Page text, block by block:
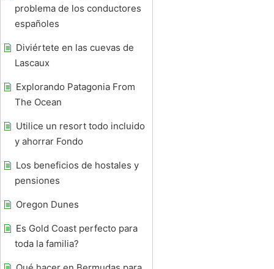
problema de los conductores
españoles
Diviértete en las cuevas de
Lascaux
Explorando Patagonia From
The Ocean
Utilice un resort todo incluido
y ahorrar Fondo
Los beneficios de hostales y
pensiones
Oregon Dunes
Es Gold Coast perfecto para
toda la familia?